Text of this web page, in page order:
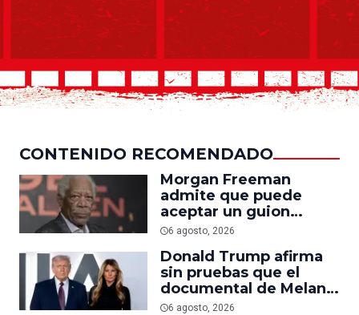
CONTENIDO RECOMENDADO
Morgan Freeman
admite que puede
aceptar un guion
mediocre si le pagan lo
6 agosto, 2026
Donald Trump afirma
sin pruebas que el
documental de Melania
es ‘la película número
6 agosto, 2026